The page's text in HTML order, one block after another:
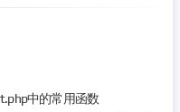
中的常用函数